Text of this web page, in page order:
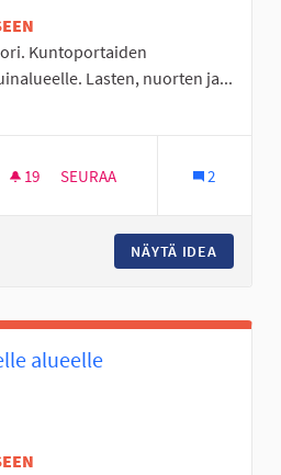
Kuntoportaiden
Lasten, nuorten ja...
Itäinen Seinäjoki
19 19 SEURAAJAA
SEURAA 2
NÄYTÄ IDEA
alueelle